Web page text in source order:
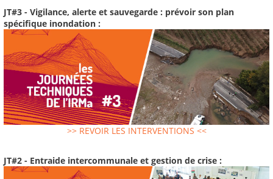
JT#3 - Vigilance, alerte et sauvegarde : prévoir son plan
spécifique inondation :
>> REVOIR LES INTERVENTIONS <<
JT#2 - Entraide intercommunale et gestion de crise :